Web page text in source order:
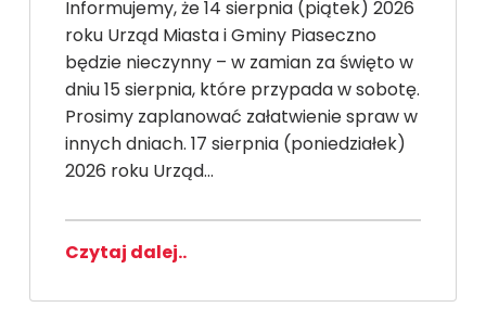
Informujemy, że 14 sierpnia (piątek) 2026
roku Urząd Miasta i Gminy Piaseczno
będzie nieczynny – w zamian za święto w
dniu 15 sierpnia, które przypada w sobotę.
Prosimy zaplanować załatwienie spraw w
innych dniach. 17 sierpnia (poniedziałek)
2026 roku Urząd…
Czytaj dalej..